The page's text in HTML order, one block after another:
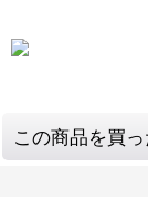
この商品を買